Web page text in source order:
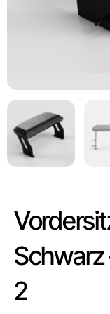
Schwarz
2